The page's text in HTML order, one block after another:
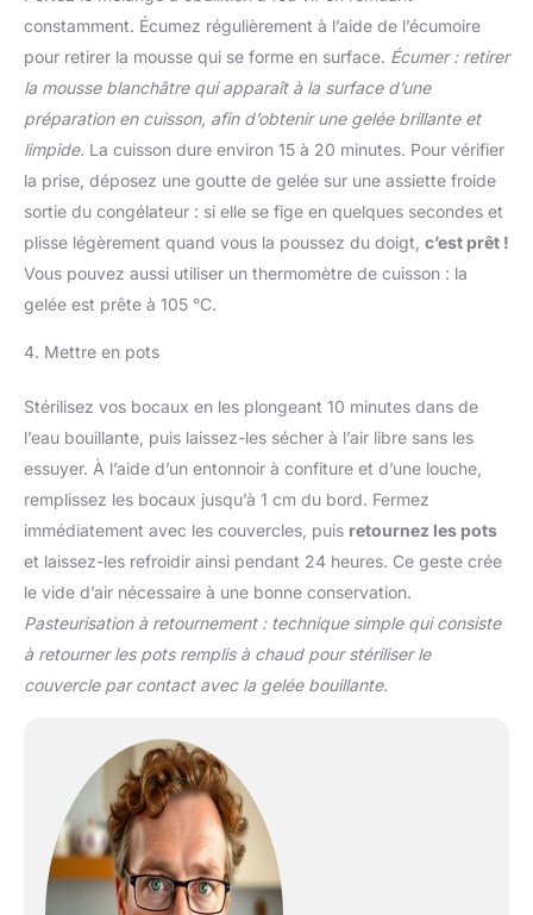
constamment. Écumez régulièrement à l’aide de l’écumoire
pour retirer la mousse qui se forme en surface. Écumer : retirer
la mousse blanchâtre qui apparaît à la surface d’une
préparation en cuisson, afin d’obtenir une gelée brillante et
limpide. La cuisson dure environ 15 à 20 minutes. Pour vérifier
la prise, déposez une goutte de gelée sur une assiette froide
sortie du congélateur : si elle se fige en quelques secondes et
plisse légèrement quand vous la poussez du doigt, c’est prêt !
Vous pouvez aussi utiliser un thermomètre de cuisson : la
gelée est prête à 105 °C.
4. Mettre en pots
Stérilisez vos bocaux en les plongeant 10 minutes dans de
l’eau bouillante, puis laissez-les sécher à l’air libre sans les
essuyer. À l’aide d’un entonnoir à confiture et d’une louche,
remplissez les bocaux jusqu’à 1 cm du bord. Fermez
immédiatement avec les couvercles, puis retournez les pots
et laissez-les refroidir ainsi pendant 24 heures. Ce geste crée
le vide d’air nécessaire à une bonne conservation.
Pasteurisation à retournement : technique simple qui consiste
à retourner les pots remplis à chaud pour stériliser le
couvercle par contact avec la gelée bouillante.